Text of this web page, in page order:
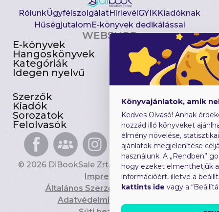
RólunkÜgyfélszolgálatHírlevélGYIKKiadóknak
HűségjutalomE-könyvek dedikálással
WEBSHOP
E-könyvek
Hangoskönyvek
Kategóriák
Idegen nyelvű
Csomagajánlatok
Akciósak
Előjegyezhetők
Újdonságok
Szerzők
Kiadók
Sorozatok
Felolvasók
Gyerekkönyvek
Heti toplista
Ajándékutalvány
Blog
© 2026 DiBookSale Zrt. Minden jog fenntartva.
Impresszum
Általános Szerződési Feltételek
Adatvédelmi Tájékoztató
Könyvajánlatok, amik
Kedves Olvasó! Annak
hozzád illő könyveket
élmény növelése,
ajánlatok megjelenítése
használunk. A „Rendben”
hogy ezeket elmenthetjük
információért, illetve a
kattints ide vagy a